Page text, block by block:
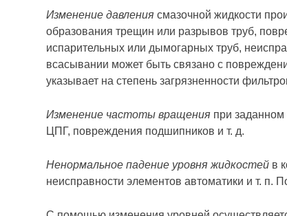
Изменение давления смазочной жидкости
образования трещин или разрывов труб,
испарительных или дымогарных труб,
всасывании может быть связано с
указывает на степень загрязненности
Изменение частоты вращения при заданном
ЦПГ, повреждения подшипников и т. д.
Ненормальное падение уровня жидкостей в
неисправности элементов автоматики и т. п.